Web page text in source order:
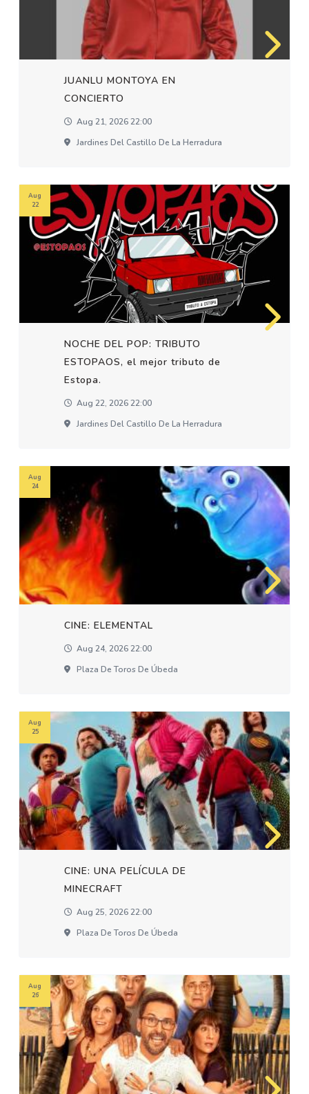
JUANLU MONTOYA EN
CONCIERTO
Aug 21, 2026 22:00
Jardines Del Castillo De La Herradura
NOCHE DEL POP: TRIBUTO
ESTOPAOS, el mejor tributo de
Estopa.
Aug 22, 2026 22:00
Jardines Del Castillo De La Herradura
Aug
22
CINE: ELEMENTAL
Aug 24, 2026 22:00
Plaza De Toros De Úbeda
Aug
24
CINE: UNA PELÍCULA DE
MINECRAFT
Aug 25, 2026 22:00
Plaza De Toros De Úbeda
Aug
25
Aug
26